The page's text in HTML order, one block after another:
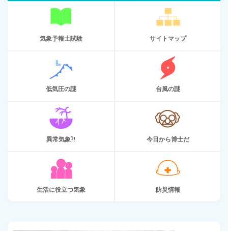
気象予報士試験 サイトマップ
低気圧の謎 台風の謎
異常気象?! 今日から博士だ
生活に役立つ気象 防災情報